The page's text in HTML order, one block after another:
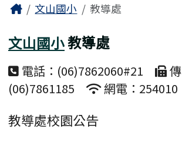
文山國小115學年度各班級導師配
教育部國民及學前教育署「國民
源整合平臺」（簡稱CIRN）網站遷
臺南市北門區文山國民小學115
甄選第3次招考結果公告
臺南市北門區文山國民小學115學
主內容區域
Home文山國小 教導處
文山國小教導處
電話：(06)7862060#21
傳
(06)7861185
網電：254010
教導處校園公告